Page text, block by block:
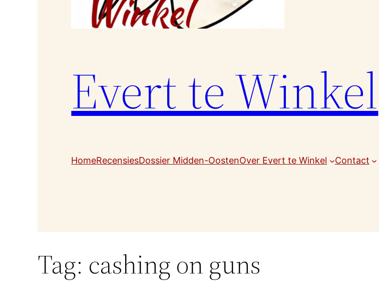
Evert te Winkel
HomeRecensiesDossier Midden-OostenOver Evert te Winkel Contact
Tag: cashing on guns